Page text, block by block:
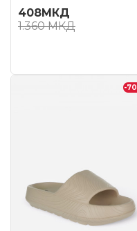
408МКД
1.360МКД
-70